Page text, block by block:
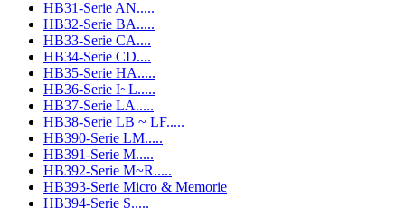
HB31-Serie AN.....
HB32-Serie BA.....
HB33-Serie CA....
HB34-Serie CD....
HB35-Serie HA.....
HB36-Serie I~L.....
HB37-Serie LA.....
HB38-Serie LB ~ LF.....
HB390-Serie LM.....
HB391-Serie M.....
HB392-Serie M~R.....
HB393-Serie Micro & Memorie
HB394-Serie S.....